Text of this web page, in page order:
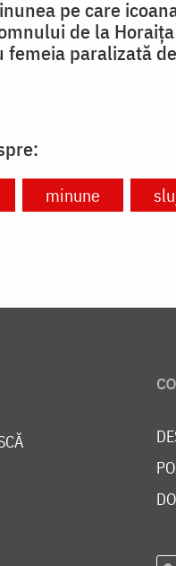
pe care
de la
femeia paralizată
minune